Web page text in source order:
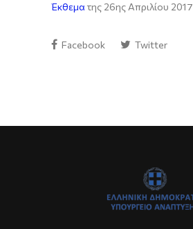
Έκθεμα της 26ης Απριλίου 2017
Facebook Twitter